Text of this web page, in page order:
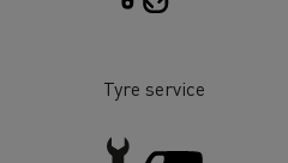
Tyre service